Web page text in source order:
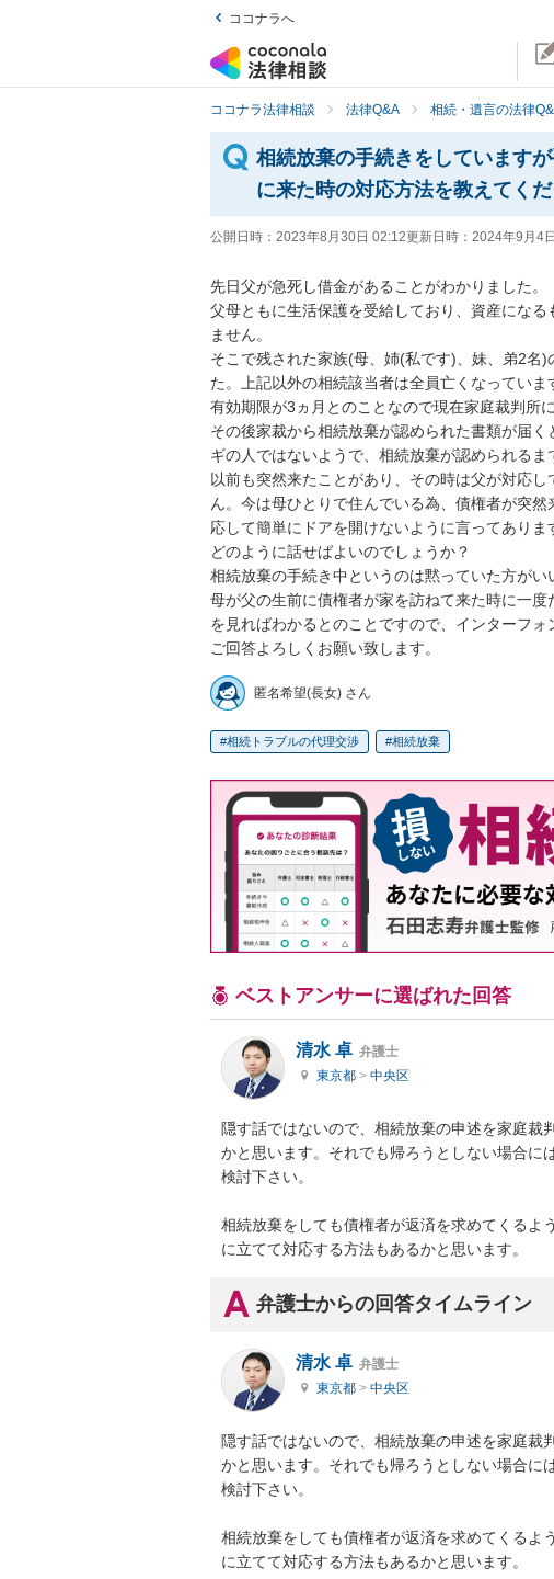
ココナラへ
ココナラ法律相談 法律Q&A 相続・遺言の法律
相続放棄の手続きをしています
に来た時の対応方法を教えてくだ
公開日時： 2023年8月30日 02:12更新日時： 2024年9月4
先日父が急死し借金があることがわかりました。
父母ともに生活保護を受給しており、資産にな
ません。
そこで残された家族(母、姉(私です)、妹、弟2名
た。上記以外の相続該当者は全員亡くなっていま
有効期限が3ヵ月とのことなので現在家庭裁判所
その後家裁から相続放棄が認められた書類が届
ギの人ではないようで、相続放棄が認められるま
以前も突然来たことがあり、その時は父が対応
ん。今は母ひとりで住んでいる為、債権者が突
応して簡単にドアを開けないように言ってありま
どのように話せばよいのでしょうか？
相続放棄の手続き中というのは黙っていた方がい
母が父の生前に債権者が家を訪ねて来た時に一
を見ればわかるとのことですので、インターフォ
ご回答よろしくお願い致します。
匿名希望(長女) さん
相続トラブルの代理交渉 相続放棄
ベストアンサーに選ばれた回答
清水 卓 弁護士
東京都 > 中央区
隠す話ではないので、相続放棄の申述を家庭
かと思います。それでも帰ろうとしない場合に
検討下さい。
相続放棄をしても債権者が返済を求めてくるよ
に立てて対応する方法もあるかと思います。
弁護士からの回答タイムライン
清水 卓 弁護士
東京都 > 中央区
隠す話ではないので、相続放棄の申述を家庭裁
かと思います。それでも帰ろうとしない場合に
検討下さい。
相続放棄をしても債権者が返済を求めてくるよ
に立てて対応する方法もあるかと思います。